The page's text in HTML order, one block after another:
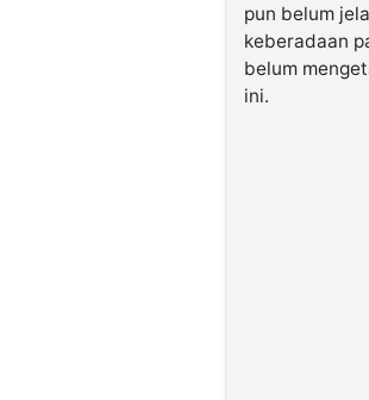
pun belum
keberadaan
belum
ini.